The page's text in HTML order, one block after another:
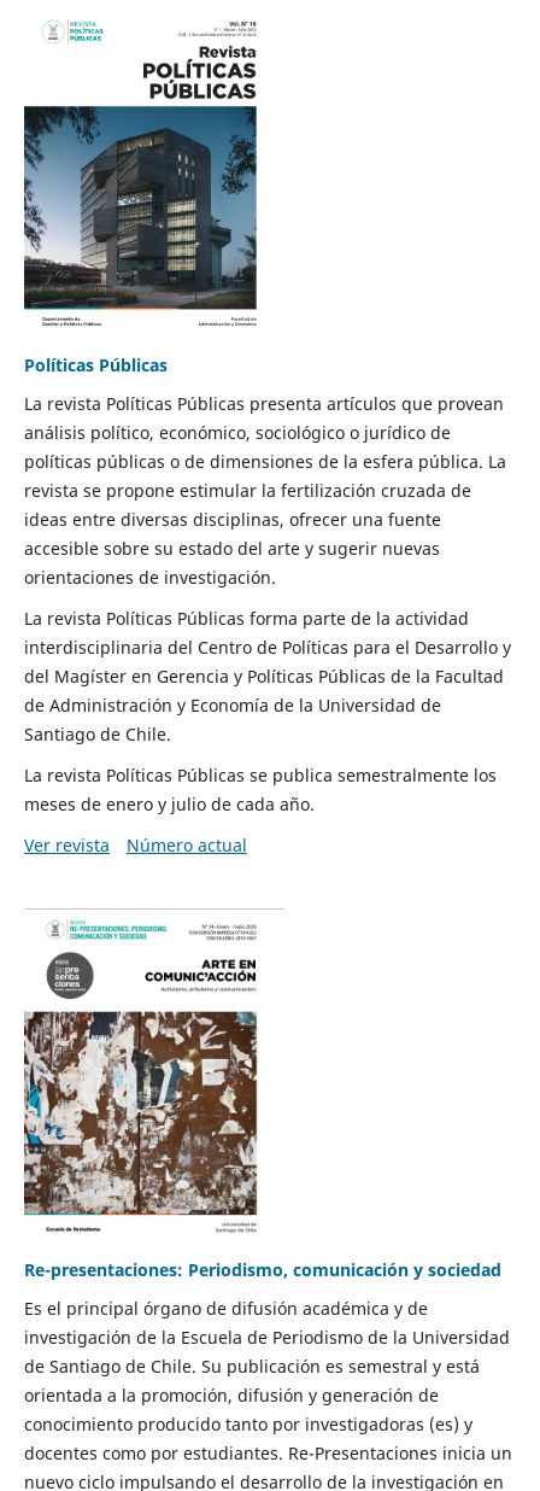
Políticas Públicas
La revista Políticas Públicas presenta artículos que provean
análisis político, económico, sociológico o jurídico de
políticas públicas o de dimensiones de la esfera pública. La
revista se propone estimular la fertilización cruzada de
ideas entre diversas disciplinas, ofrecer una fuente
accesible sobre su estado del arte y sugerir nuevas
orientaciones de investigación.
La revista Políticas Públicas forma parte de la actividad
interdisciplinaria del Centro de Políticas para el Desarrollo y
del Magíster en Gerencia y Políticas Públicas de la Facultad
de Administración y Economía de la Universidad de
Santiago de Chile.
La revista Políticas Públicas se publica semestralmente los
meses de enero y julio de cada año.
Ver revista
Número actual
Re-presentaciones: Periodismo, comunicación y sociedad
Es el principal órgano de difusión académica y de
investigación de la Escuela de Periodismo de la Universidad
de Santiago de Chile. Su publicación es semestral y está
orientada a la promoción, difusión y generación de
conocimiento producido tanto por investigadoras (es) y
docentes como por estudiantes. Re-Presentaciones inicia un
nuevo ciclo impulsando el desarrollo de la investigación en